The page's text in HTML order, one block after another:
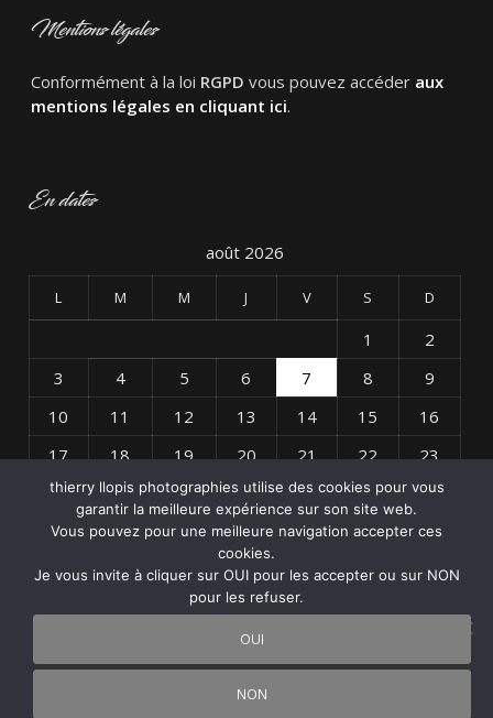
Mentions légales
Conformément à la loi RGPD vous pouvez accéder aux
mentions légales en cliquant ici.
En dates
août 2026
L M M J V S D
1
2
3
4 5 6 7 8
9
10
11 12 13 14 15
16
17
18 19 20 21 22
23
24
25 26 27 28 29
30
31
« Avr
thierry llopis photographies utilise des cookies pour vous
garantir la meilleure expérience sur son site web.
Vous pouvez pour une meilleure navigation accepter ces
cookies.
Je vous invite à cliquer sur OUI pour les accepter ou sur NON
pour les refuser.
OUI
NON